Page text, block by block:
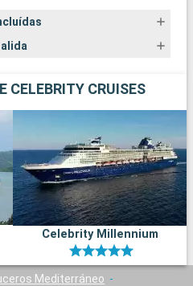
CELEBRITY CRUISES
Celebrity Millennium
Mediterráneo